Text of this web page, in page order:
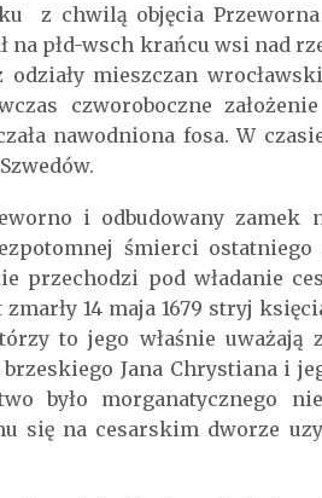
z chwilą objęcia
na płd-wsch krańcu wsi nad
mieszczan
czworoboczne
nawodniona fosa. W
i odbudowany zamek
śmierci
przechodzi pod władanie
14 maja 1679 stryj
to jego właśnie uważają
Jana Chrystiana i
było morganatycznego
się na cesarskim dworze